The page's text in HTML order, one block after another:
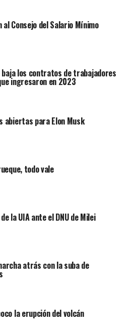
al Consejo del Salario Mínimo
baja los contratos de trabajadores
ingresaron en 2023
abiertas para Elon Musk
todo vale
la UIA ante el DNU de Milei
atrás con la suba de
la erupción del volcán